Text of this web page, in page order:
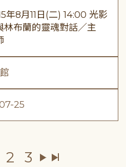
年8月11日(二) 14:00 光影
林布蘭的靈魂對話／主
25
2 3